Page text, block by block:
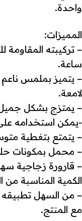
واحدة.
المميزات:
ساعة.
– يتميز بملمس
لامعة.
– يمتزج بشكل جميل
-يمكن استخدامه
– يتمتع بتغطية
– محمل بمكونات
– قارورة زجاجية
الكمية المناسبة من
– من السهل تطبيقه
مع المنتج.